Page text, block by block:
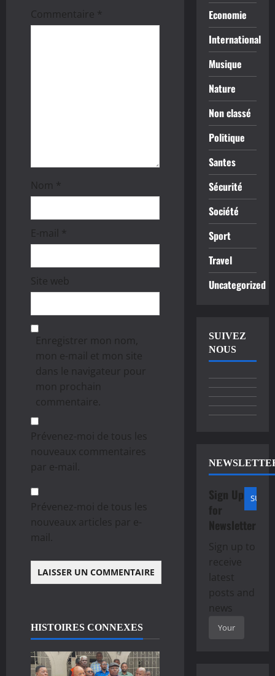
’
l
e
Commentaire *
Nom *
E-mail *
Site web
Enregistrer mon nom,
mon e-mail et mon site
dans le navigateur pour
mon prochain
commentaire.
Prévenez-moi de tous les
nouveaux commentaires
par e-mail.
Prévenez-moi de tous les
nouveaux articles par e-
mail.
HISTOIRES CONNEXES
Economie
International
Musique
Nature
Non classé
Politique
Santes
Sécurité
Société
Sport
Travel
Uncategorized
SUIVEZ
NOUS
Sign Up
for
Newsletter
Sign up to
receive
latest
posts and
news